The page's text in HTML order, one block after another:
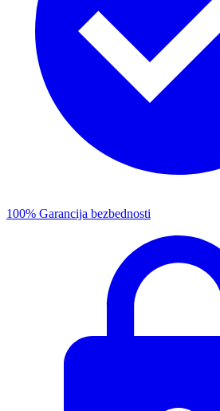
100% Garancija bezbednosti